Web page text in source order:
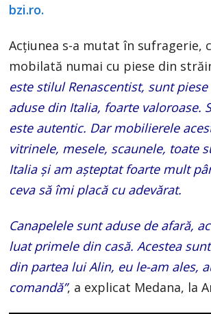
bzi.ro.
Acțiunea s-a mutat în sufragerie,
mobilată numai cu piese din
este stilul Renascentist, sunt
aduse din Italia, foarte valoroase.
este autentic. Dar mobilierele
vitrinele, mesele, scaunele, toate
Italia și am așteptat foarte mult
ceva să îmi placă cu adevărat.
Canapelele sunt aduse de afară,
luat primele din casă. Acestea
din partea lui Alin, eu le-am ales,
comandă”, a explicat Medana, la